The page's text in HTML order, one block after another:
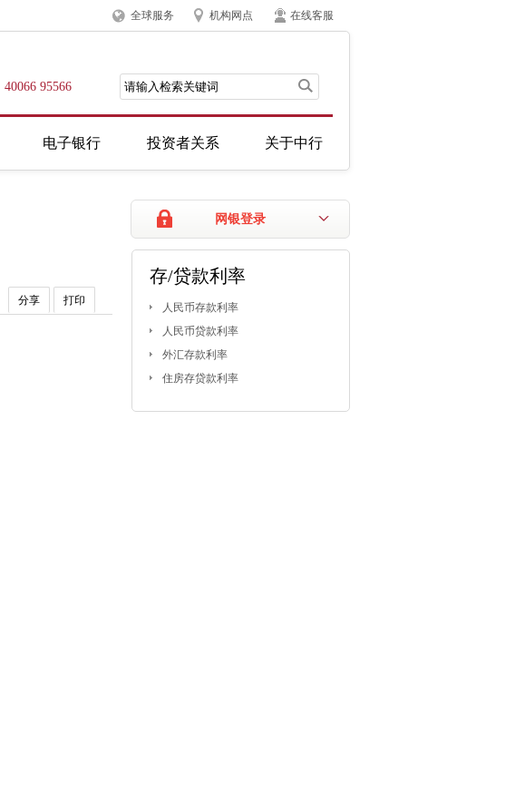
全球服务 机构网点 在线客服
40066 95566
电子银行 投资者关系 关于中行
网银登录
分享 打印
存/贷款利率
人民币存款利率
人民币贷款利率
外汇存款利率
住房存贷款利率